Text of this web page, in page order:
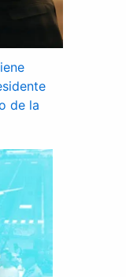
de la